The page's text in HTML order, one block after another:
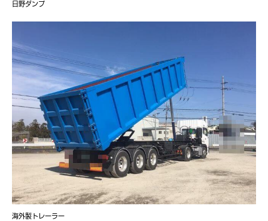
日野ダンプ
海外製トレーラー